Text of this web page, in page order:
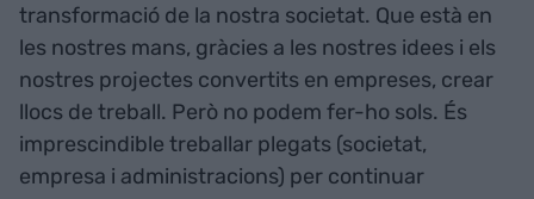
transformació de la nostra societat. Que està en
les nostres mans, gràcies a les nostres idees i els
nostres projectes convertits en empreses, crear
llocs de treball. Però no podem fer-ho sols. És
imprescindible treballar plegats (societat,
empresa i administracions) per continuar